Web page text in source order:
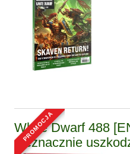
White Dwarf 488
nieznacznie
promocja